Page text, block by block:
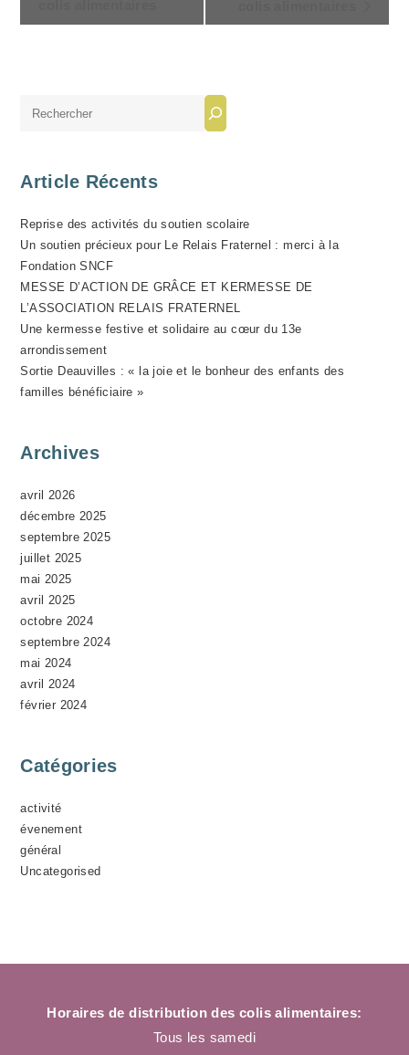
O
É
V
È
N
E
M
E
N
Article Récents
Reprise des activités du soutien scolaire
Un soutien précieux pour Le Relais Fraternel : merci à la
Fondation SNCF
MESSE D’ACTION DE GRÂCE ET KERMESSE DE
L’ASSOCIATION RELAIS FRATERNEL
Une kermesse festive et solidaire au cœur du 13e
arrondissement
Sortie Deauvilles : « la joie et le bonheur des enfants des
familles bénéficiaire »
Archives
avril 2026
décembre 2025
septembre 2025
juillet 2025
mai 2025
avril 2025
octobre 2024
septembre 2024
mai 2024
avril 2024
février 2024
Catégories
activité
évenement
général
Uncategorised
Horaires de distribution des colis alimentaires:
Tous les samedi